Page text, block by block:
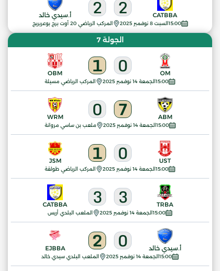
15:00السبت 8 نوفمبر 2025 المركب الرياضي 20 أوت برج بوعريريج
CATBBA
2
2 أ.سيدي خالد
الجولة 7
15:00الجمعة 14 نوفمبر 2025 المركب الرياضي مسيلة
OM
0
1
OBM
15:00الجمعة 14 نوفمبر 2025 ملعب بن ساسي مروانة
ABM
7
0
WRM
15:00الجمعة 14 نوفمبر 2025 المركب الرياضي طولقة
UST
0
1
JSM
15:00الجمعة 14 نوفمبر 2025 الملعب البلدي أريس
TRBA
3
3
CATBBA
15:00الجمعة 14 نوفمبر 2025 الملعب البلدي سيدي خالد
أ.سيدي خالد 0
2
EJBBA